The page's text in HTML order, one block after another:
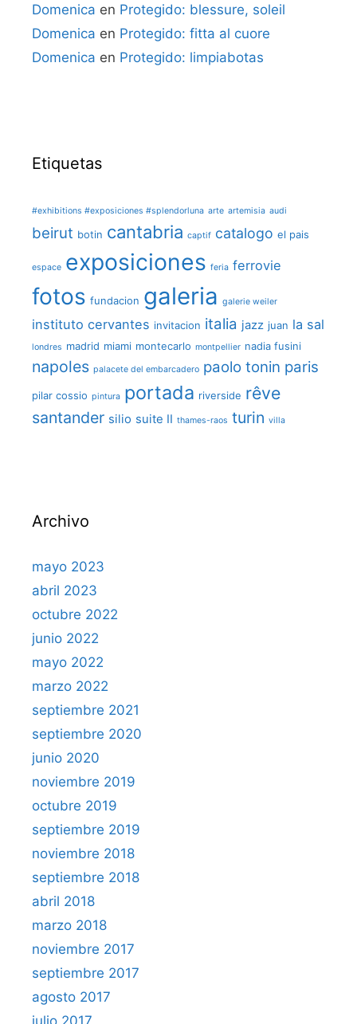
Domenica en Protegido: blessure, soleil
Domenica en Protegido: fitta al cuore
Domenica en Protegido: limpiabotas
Etiquetas
#exhibitions #exposiciones #splendorluna arte artemisia audi
beirut botin cantabria captif catalogo el pais
espace exposiciones feria ferrovie
fotos fundacion galeria galerie weiler
instituto cervantes invitacion italia jazz juan la sal
londres madrid miami montecarlo montpellier nadia fusini
napoles palacete del embarcadero paolo tonin paris
pilar cossio pintura portada riverside rêve
santander silio suite II thames-raos turin villa
Archivo
mayo 2023
abril 2023
octubre 2022
junio 2022
mayo 2022
marzo 2022
septiembre 2021
septiembre 2020
junio 2020
noviembre 2019
octubre 2019
septiembre 2019
noviembre 2018
septiembre 2018
abril 2018
marzo 2018
noviembre 2017
septiembre 2017
agosto 2017
julio 2017